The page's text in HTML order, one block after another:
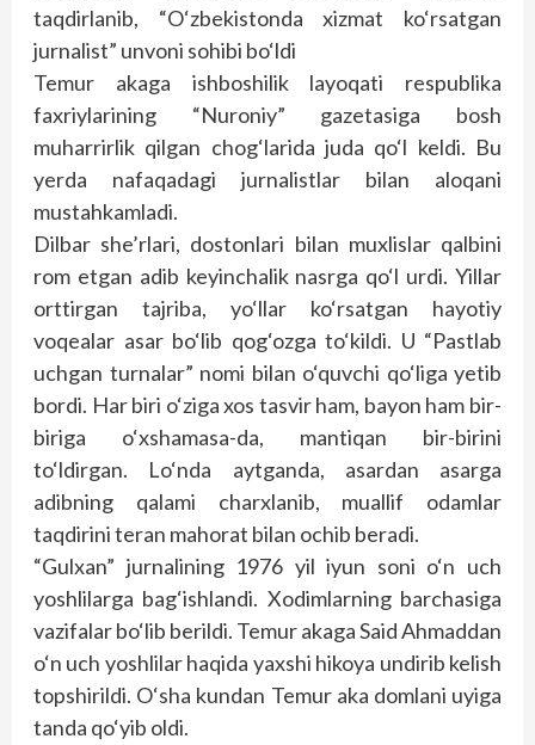
taqdirlanib, “O‘zbekistonda xizmat ko‘rsatgan
jurnalist” unvoni sohibi bo‘ldi
Temur akaga ishboshilik layoqati respublika
faxriylarining “Nuroniy” gazetasiga bosh
muharrirlik qilgan chog‘larida juda qo‘l keldi. Bu
yerda nafaqadagi jurnalistlar bilan aloqani
mustahkamladi.
Dilbar she’rlari, dostonlari bilan muxlislar qalbini
rom etgan adib keyinchalik nasrga qo‘l urdi. Yillar
orttirgan tajriba, yo‘llar ko‘rsatgan hayotiy
voqealar asar bo‘lib qog‘ozga to‘kildi. U “Pastlab
uchgan turnalar” nomi bilan o‘quvchi qo‘liga yetib
bordi. Har biri o‘ziga xos tasvir ham, bayon ham bir-
biriga o‘xshamasa-da, mantiqan bir-birini
to‘ldirgan. Lo‘nda aytganda, asardan asarga
adibning qalami charxlanib, muallif odamlar
taqdirini teran mahorat bilan ochib beradi.
“Gulxan” jurnalining 1976 yil iyun soni o‘n uch
yoshlilarga bag‘ishlandi. Xodimlarning barchasiga
vazifalar bo‘lib berildi. Temur akaga Said Ahmaddan
o‘n uch yoshlilar haqida yaxshi hikoya undirib kelish
topshirildi. O‘sha kundan Temur aka domlani uyiga
tanda qo‘yib oldi.